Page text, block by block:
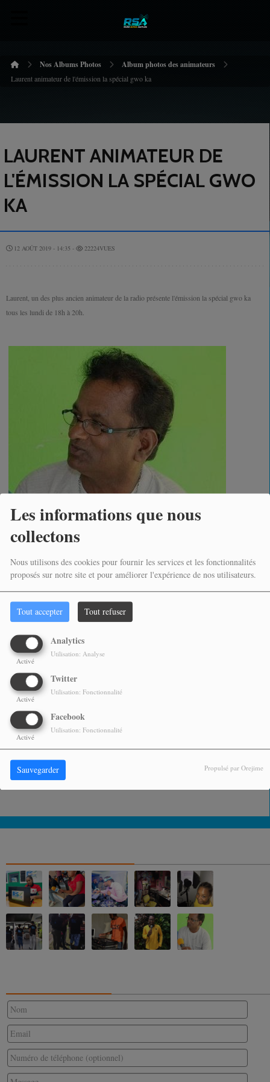
Les informations que nous
collectons
Nous utilisons des cookies pour fournir les services et les fonctionnalités
proposés sur notre site et pour améliorer l'expérience de nos utilisateurs.
Tout accepter Tout refuser
Analytics
Activé
Utilisation: Analyse
Twitter
Activé
Utilisation: Fonctionnalité
Facebook
Activé
Utilisation: Fonctionnalité
Sauvegarder Propulsé par Orejime
Nos Albums Photos Album photos des animateurs
Laurent animateur de l'émission la spécial gwo ka
LAURENT ANIMATEUR DE
L'ÉMISSION LA SPÉCIAL GWO
KA
12 AOÛT 2019 - 14:35 - 22224VUES
Laurent, un des plus ancien animateur de la radio présente l'émission la spécial gwo ka
tous les lundi de 18h à 20h.
PARTAGEZ !
COMMENTAIRES(0)
Vous devez être connecté pour commenter